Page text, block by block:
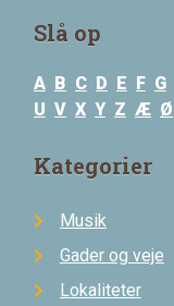
Slå op
A B C D E F G
U V X Y Z Æ Ø
Kategorier
Musik
Gader og veje
Lokaliteter